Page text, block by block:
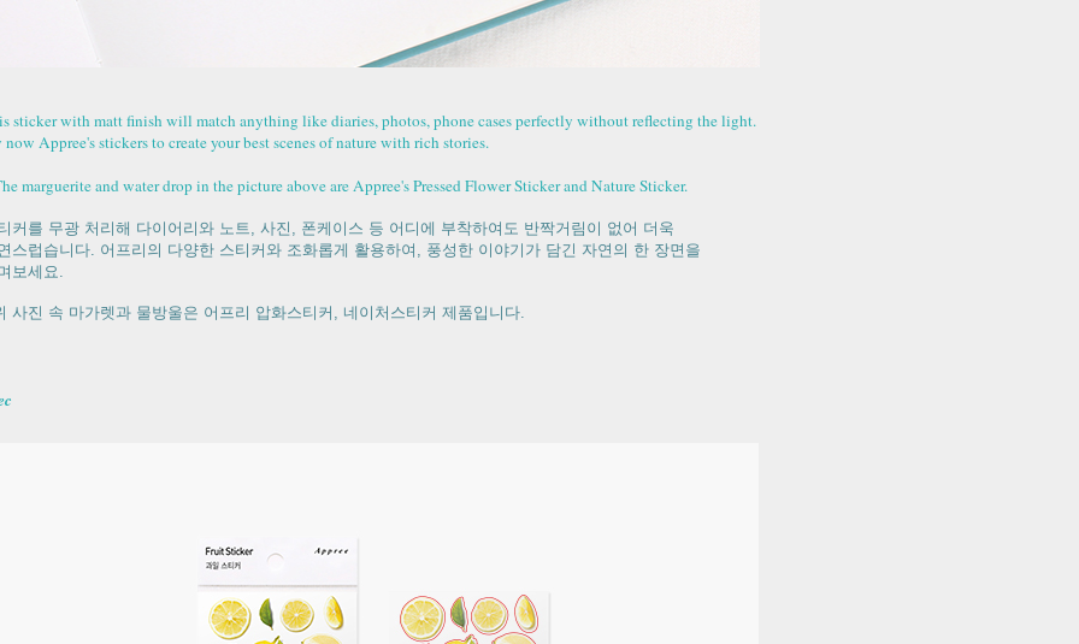
sticker with matt finish will match anything like diaries, photos, phone cases perfectly without reflecting the light.
now Appree's stickers to create your best scenes of nature with rich stories.
marguerite and water drop in the picture above are Appree's Pressed Flower Sticker and Nature Sticker.
커를 무광 처리해 다이어리와 노트, 사진, 폰케이스 등 어디에 부착하여도 반짝거림이 없어 더욱
스럽습니다. 어프리의 다양한 스티커와 조화롭게 활용하여, 풍성한 이야기가 담긴 자연의 한 장면을
보세요.
사진 속 마가렛과 물방울은 어프리 압화스티커, 네이처스티커 제품입니다.